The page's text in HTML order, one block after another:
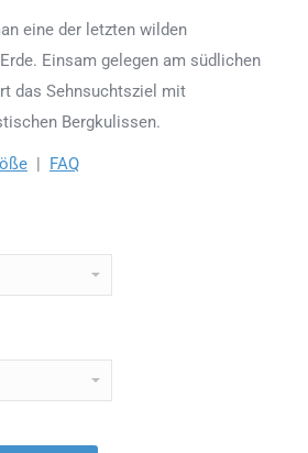
eine der letzten wilden
Einsam gelegen am südlichen
das Sehnsuchtsziel mit
Bergkulissen.
| FAQ